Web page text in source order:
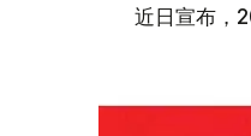
近日宣布，